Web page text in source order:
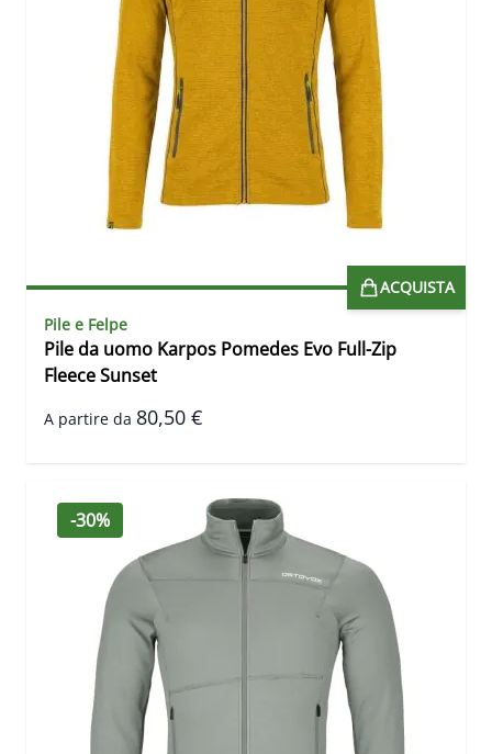
ACQUISTA
Pile e Felpe
Pile da uomo Karpos Pomedes Evo Full-Zip
Fleece Sunset
A partire da 80,50 €
-30%